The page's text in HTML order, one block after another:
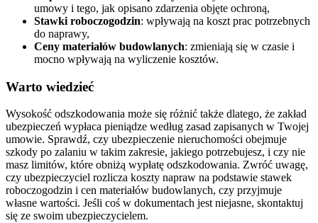
umowy i tego, jak opisano zdarzenia objęte ochroną,
Stawki roboczogodzin: wpływają na koszt prac potrzebnych
do naprawy,
Ceny materiałów budowlanych: zmieniają się w czasie i
mocno wpływają na wyliczenie kosztów.
Warto wiedzieć
Wysokość odszkodowania może się różnić także dlatego, że zakład
ubezpieczeń wypłaca pieniądze według zasad zapisanych w Twojej
umowie. Sprawdź, czy ubezpieczenie nieruchomości obejmuje
szkody po zalaniu w takim zakresie, jakiego potrzebujesz, i czy nie
masz limitów, które obniżą wypłatę odszkodowania. Zwróć uwagę,
czy ubezpieczyciel rozlicza koszty napraw na podstawie stawek
roboczogodzin i cen materiałów budowlanych, czy przyjmuje
własne wartości. Jeśli coś w dokumentach jest niejasne, skontaktuj
się ze swoim ubezpieczycielem.